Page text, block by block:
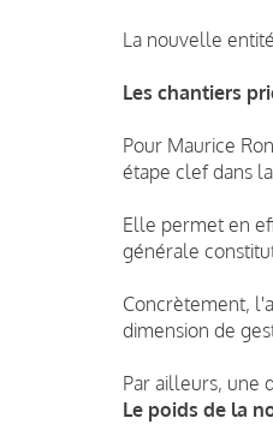
La nouvelle
Les chantiers
Pour Maurice
étape clef dans
Elle permet en
générale
Concrètement,
dimension de
Par ailleurs, une
Le poids de la